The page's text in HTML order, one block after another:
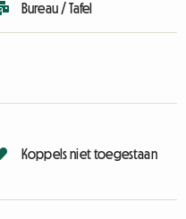
Bureau / Tafel
Koppels niet toegestaan